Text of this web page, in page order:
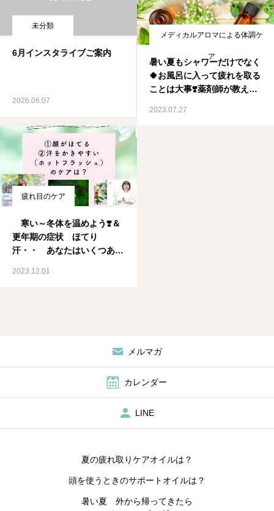
未分類
6月インスタライブご案内
2026.06.07
メディカルアロマによる体調ケ
ア
暑い夏もシャワーだけでなく
🍀お風呂に入って疲れを取る
ことは大事❣️薬剤師が教える
2023.07.27
疲れ目のケア
寒い～冬体を温めよう❣️＆
更年期の症状 ほてり
汗・・ あなたはいくつあて
2023.12.01
メルマガ
カレンダー
LINE
夏の疲れ取りケアオイルは？
頭を使うときのサポートオイルは？
暑い夏 外から帰ってきたら